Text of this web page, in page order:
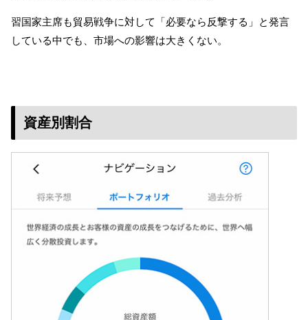
習国家主席も貿易戦争に対して「必要なら反撃する」と発言
している中でも、市場への影響は大きくない。
資産別割合